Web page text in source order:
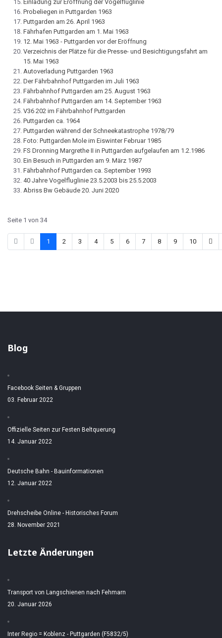
Einladung zur Eröffnung der Vogelfluglinie
Probeliegen in Puttgarden 1963
Puttgarden am 26. April 1963
Fährhafen Puttgarden am 1. Mai 1963
12. Mai 1963 - Puttgarden vor der Eröffnung
Verzeichnis der Plätze für die Presse- und Besichtigungsfahrt am
15. Mai 1963
Autoverladung Puttgarden 1963
Der Fährbahnhof Puttgarden im Juli 1963
Fährbahnhof Puttgarden am 25. August 1963
Fährbahnhof Puttgarden am 14. September 1963
V36 202 im Fährbahnhof Puttgarden
Puttgarden ca. 1964
Puttgarden während der Schneekatastrophe 1978/79
Foto: Puttgarden Mole im Eiswinter Februar 1985
FS Dronning Margrethe II in Puttgarden aufgelaufen am 1.2.1986
Ein Besuch in Puttgarden am 9. März 1987
Fährbahnhof Puttgarden ca. September 1993
40 Jahre Vogelfluglinie 23.5.2003 bis 25.5.2003
Abriss Bw Gebäude 20. Juni 2020
Seite 1 von 34
1 2 3 4 5 6 7 8 9 10
Blog
Facebook Seiten & Gruppen
03. Februar 2022
Offizielle Seiten zur Festen Beltquerung
14. Januar 2022
Deutsche Bahn - Bauinformationen
12. Januar 2022
Drehscheibe Online - Historisches Forum
28. November 2021
Letzte Änderungen
Transport von Langschienen nach Fehmarn
20. Januar 2026
Inter Regio = Koblenz - Puttgarden (F5832/5)